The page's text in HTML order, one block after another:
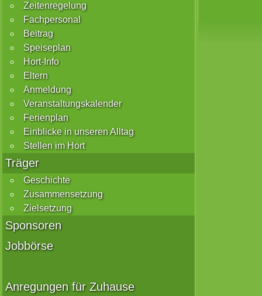
Zeitenregelung
Fachpersonal
Beitrag
Speiseplan
Hort-Info
Eltern
Anmeldung
Veranstaltungskalender
Ferienplan
Einblicke in unseren Alltag
Stellen im Hort
Träger
Geschichte
Zusammensetzung
Zielsetzung
Sponsoren
Jobbörse
Anregungen für Zuhause